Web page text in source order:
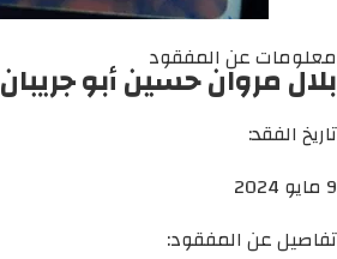
معلومات عن المفقود
بلال مروان حسين أبو جريبان
تاريخ الفقد:
9 مايو 2024
تفاصيل عن المفقود: